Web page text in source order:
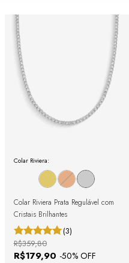
Colar Riviera:
Colar Riviera Prata Regulável com
Cristais Brilhantes
(3)
R$179,90 -50% OFF
R$359,80